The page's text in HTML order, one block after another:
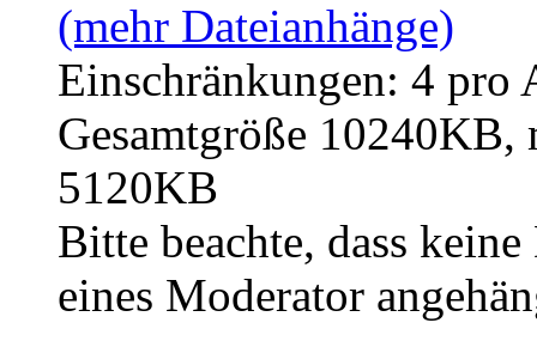
(mehr Dateianhänge)
Einschränkungen: 4 pro
Gesamtgröße
5120KB
Bitte beachte, dass
eines Moderator